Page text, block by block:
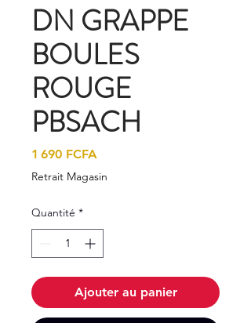
DN GRAPPE
BOULES
ROUGE
PBSACH
1 690 FCFA
Retrait Magasin
Quantité *
Ajouter au panier